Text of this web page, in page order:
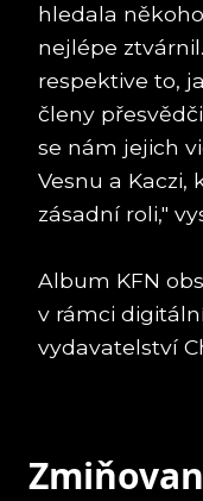
hledala
nejlépe
respektive to,
členy
se nám jejich
Vesnu a Kaczi,
zásadní roli,"
Album KFN
v rámci
vydavatelství